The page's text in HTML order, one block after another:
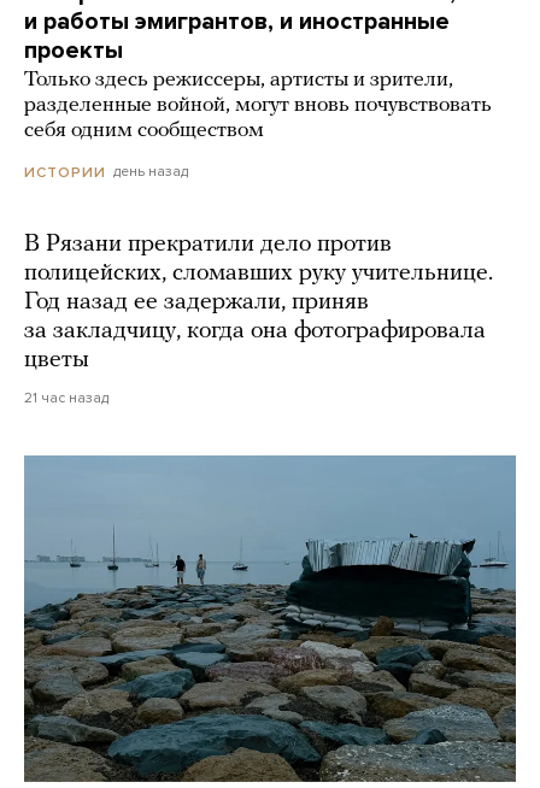
и работы эмигрантов, и иностранные
проекты
Только здесь режиссеры, артисты и зрители,
разделенные войной, могут вновь почувствовать
себя одним сообществом
ИСТОРИИ день назад
В Рязани прекратили дело против
полицейских, сломавших руку учительнице.
Год назад ее задержали, приняв
за закладчицу, когда она фотографировала
цветы
21 час назад